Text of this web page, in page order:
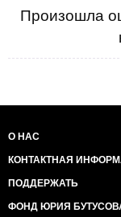
Произошла
О НАС
КОНТАКТНАЯ
ПОДДЕРЖАТЬ
ФОНД ЮРИЯ